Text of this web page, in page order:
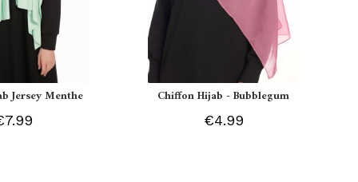
Jersey Menthe Chiffon Hijab - Bubblegum
€4.99